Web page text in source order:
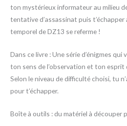
ton mystérieux informateur au milieu
tentative d’assassinat puis
temporel de DZ13 se referme !
Dans ce livre : Une série d’énigmes
ton sens de l’observation et ton
Selon le niveau de difficulté choisi, tu
pour t’échapper.
Boîte à outils : du matériel à découper